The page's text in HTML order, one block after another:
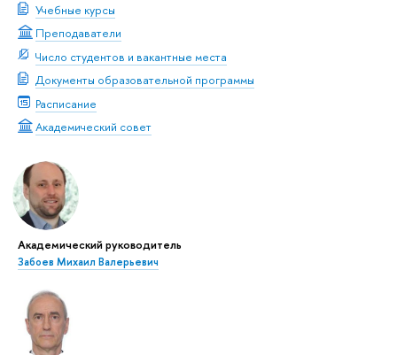
Учебные курсы
Преподаватели
Число студентов и вакантные места
Документы образовательной программы
Расписание
Академический совет
Академический руководитель
Забоев Михаил Валерьевич